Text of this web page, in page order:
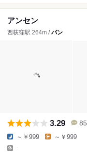
アンセン
西荻窪駅 264m /パン
3.29 85
～￥999 ～￥999
-